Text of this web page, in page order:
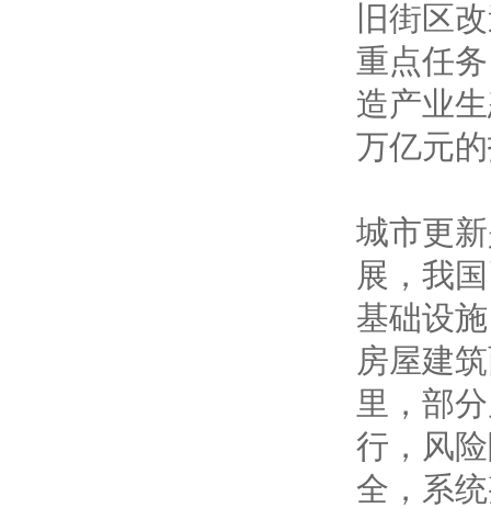
旧街区
重点任
造产业
万亿元
城市更
展，我
基础设
房屋建
里，部
行，风
全，系